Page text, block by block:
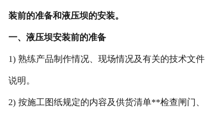
成功案例
装前的准备和液压坝的安装。
一、液压坝安装前的准备
1) 熟练产品制作情况、现场情况及有关的技术文件
说明。
2) 按施工图纸规定的内容及供货清单**检查闸门、